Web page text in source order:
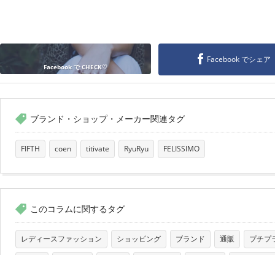
Facebook で CHECK♡
Facebook でシェア
ブランド・ショップ・メーカー関連タグ
FIFTH coen titivate RyuRyu FELISSIMO
このコラムに関するタグ
レディースファッション ショッピング ブランド 通販 プチプ